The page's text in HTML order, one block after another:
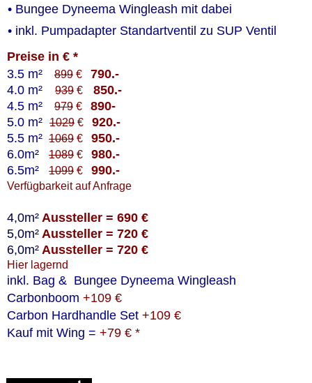
Preise in € *
3.5 m²
899 € 790.-
4.0 m²
939 €
   850.-
4.5 m²
979 € 890-
5.0 m² 1029 € 920.-
5.5 m² 1069 € 950.-
6.0m²
1089 € 980.-
6.5m²
1099 € 990.-
Verfügbarkeit auf Anfrage
4,0m² Aussteller = 690 €
5,0m² Aussteller = 720 €
6,0m² Aussteller = 720 €
Hier lagernd
inkl. Bag &  Bungee Dyneema Wingleash
Carbonboom +109 €
Carbon Hardhandle Set +109 €
Kauf mit Wing = +79 € *
• Bungee Dyneema Wingleash mit dabei
• inkl. Pumpadapter Standartventil zu SUP Ventil